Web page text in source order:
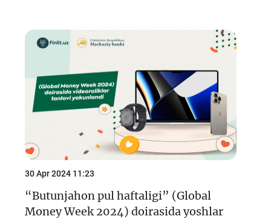
30 Apr 2024 11:23
“Butunjahon pul haftaligi” (Global
Money Week 2024) doirasida yoshlar